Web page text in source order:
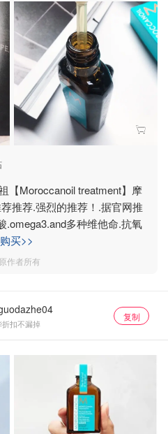
【Moroccanoil treatment】摩
推荐.强烈的推荐！.据官网推
.omega3.and多种维他命.抗氧
买>>
作者所有
扣不漏掉
复制